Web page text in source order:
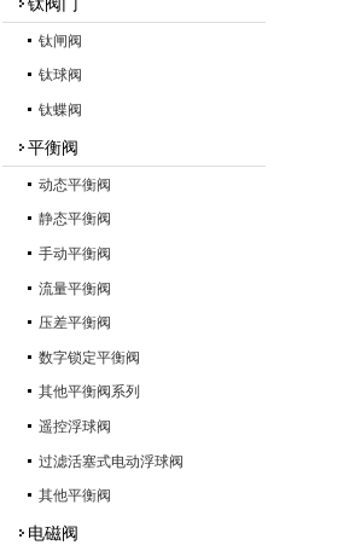
钛阀门
钛闸阀
钛球阀
钛蝶阀
平衡阀
动态平衡阀
静态平衡阀
手动平衡阀
流量平衡阀
压差平衡阀
数字锁定平衡阀
其他平衡阀系列
遥控浮球阀
过滤活塞式电动浮球阀
其他平衡阀
电磁阀